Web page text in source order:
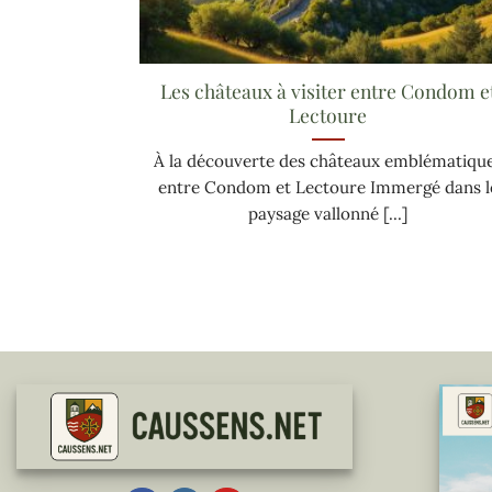
Les châteaux à visiter entre Condom
Lectoure
À la découverte des châteaux
entre Condom et Lectoure Immergé dans
paysage vallonné [...]